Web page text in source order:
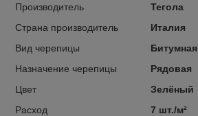
Производитель
Тегола
Страна производитель
Италия
Вид черепицы
Битумная
Назначение черепицы
Рядовая
Цвет
Зелёный
Расход
7 шт./м²